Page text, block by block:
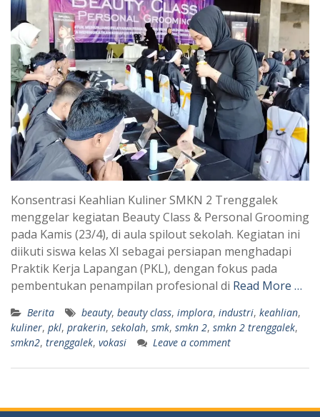
Konsentrasi Keahlian Kuliner SMKN 2 Trenggalek
menggelar kegiatan Beauty Class & Personal Grooming
pada Kamis (23/4), di aula spilout sekolah. Kegiatan ini
diikuti siswa kelas XI sebagai persiapan menghadapi
Praktik Kerja Lapangan (PKL), dengan fokus pada
pembentukan penampilan profesional di Read More …
Berita beauty, beauty class, implora, industri, keahlian,
kuliner, pkl, prakerin, sekolah, smk, smkn 2, smkn 2 trenggalek,
smkn2, trenggalek, vokasi Leave a comment